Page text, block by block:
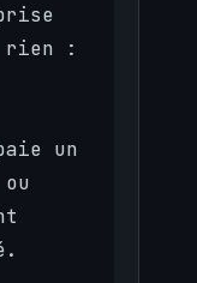
rien :
un